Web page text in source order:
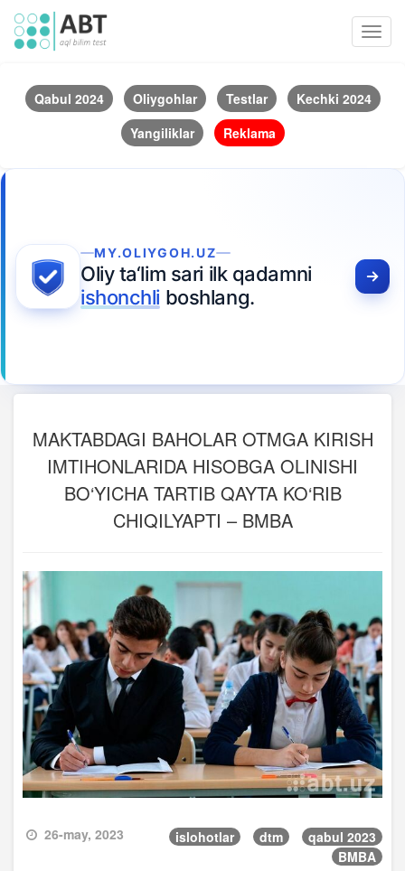
Qabul 2024 Oliygohlar Testlar
Kechki 2024
Yangiliklar
Reklama
MY.OLIYGOH.UZ
Oliy ta‘lim sari ilk qadamni
ishonchli boshlang.
MAKTABDAGI BAHOLAR OTMGA KIRISH
IMTIHONLARIDA HISOBGA OLINISHI
BO‘YICHA TARTIB QAYTA KO‘RIB
CHIQILYAPTI – BMBA
26-may, 2023 islohotlar dtm
qabul 2023
BMBA